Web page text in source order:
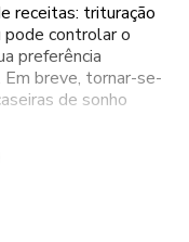
receitas: trituração
pode controlar o
preferência
breve, tornar-se-
de sonho